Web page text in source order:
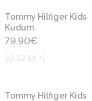
Tommy Hilfiger Kids
Kudum
79.90€
10 12 14 +1
Tommy Hilfiger Kids